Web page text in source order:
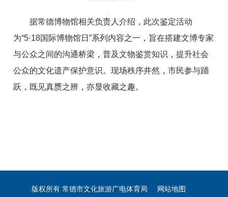
据常德博物馆相关负责人介绍，此次鉴定活动
为“5·18国际博物馆日”系列内容之一，旨在搭建文博专家
与公众之间的沟通桥梁，普及文物鉴赏知识，提升社会
公众的文化遗产保护意识。现场秩序井然，市民参与踊
跃，既见真赝之辨，亦显收藏之趣。
版权所有 常德市文化旅游广电体育局 网站地图